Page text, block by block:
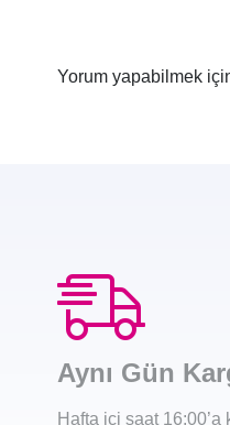
Yorum yapabilmek
Aynı Gün
Hafta içi saat